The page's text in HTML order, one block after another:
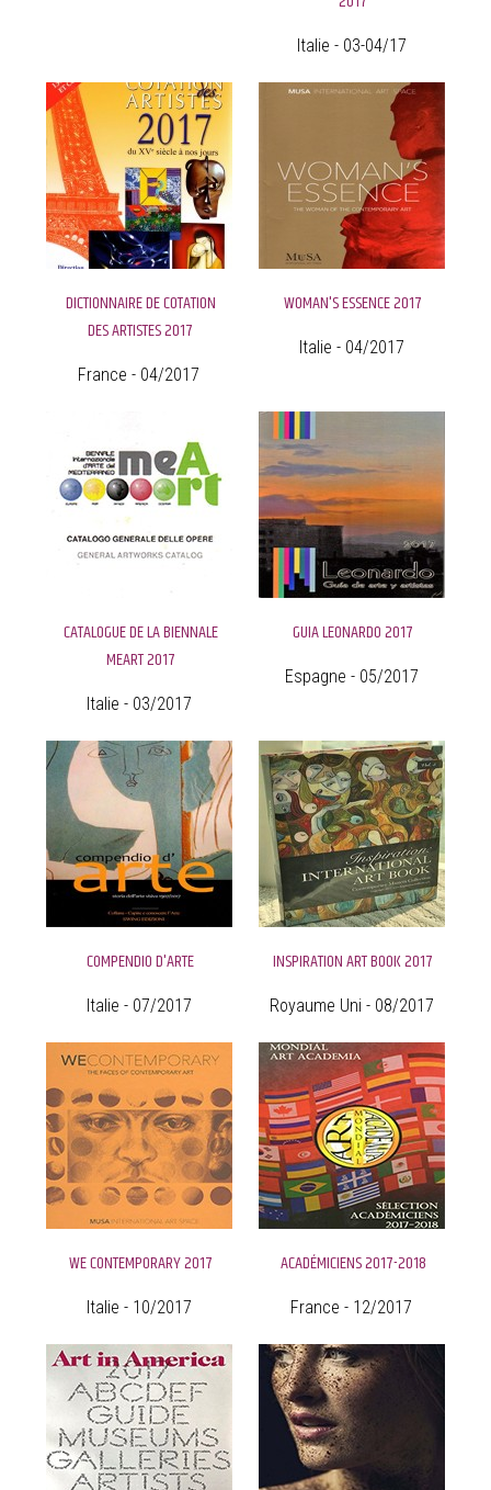
Italie - 03-04/17
DICTIONNAIRE DE COTATION
DES ARTISTES 2017
France - 04/2017
WOMAN'S ESSENCE 2017
Italie - 04/2017
CATALOGUE DE LA BIENNALE
MEART 2017
Italie - 03/2017
GUIA LEONARDO 2017
Espagne - 05/2017
COMPENDIO D'ARTE
Italie - 07/2017
INSPIRATION ART BOOK 2017
Royaume Uni - 08/2017
WE CONTEMPORARY 2017
Italie - 10/2017
ACADÉMICIENS 2017-2018
France - 12/2017